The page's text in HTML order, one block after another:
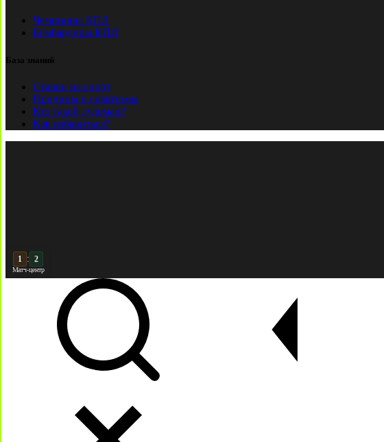
Чемпионы КПЛ
Бомбардиры КПЛ
База знаний
Ставки на спорт
Причины и симптомы
Кто такой лудоман?
Как избавиться?
2 : 2
Матч-центр